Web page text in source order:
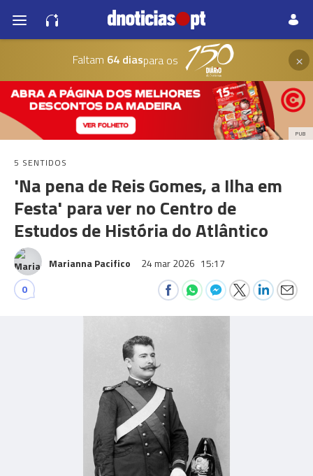
Faltam 64 diaspara os ×
PUB
5 SENTIDOS
'Na pena de Reis Gomes, a Ilha em
Festa' para ver no Centro de
Estudos de História do Atlântico
Marianna Pacifico 24 mar 2026 15:17
0